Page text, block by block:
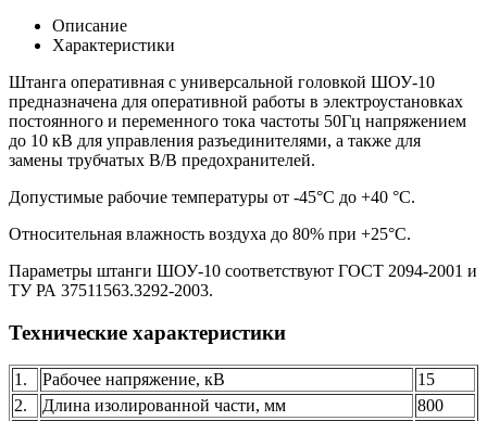
Описание
Характеристики
Штанга оперативная с универсальной головкой ШОУ-10
предназначена для оперативной работы в электроустановках
постоянного и переменного тока частоты 50Гц напряжением
до 10 кВ для управления разъединителями, а также для
замены трубчатых В/В предохранителей.
Допустимые рабочие температуры от -45°С до +40 °С.
Относительная влажность воздуха до 80% при +25°С.
Параметры штанги ШОУ-10 соответствуют ГОСТ 2094-2001 и
ТУ РА 37511563.3292-2003.
Технические характеристики
1. Рабочее напряжение, кВ
15
2.
Длина изолированной части, мм
800